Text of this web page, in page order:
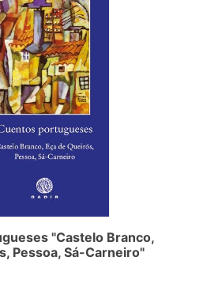
"Castelo Branco,
Pessoa, Sá-Carneiro"